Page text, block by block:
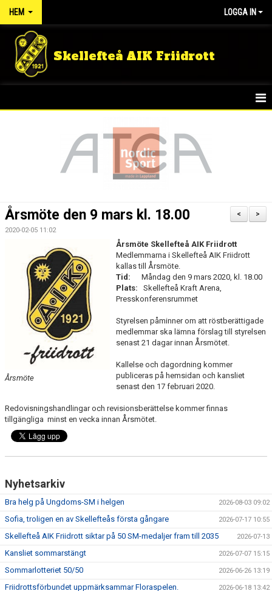
HEM LOGGA IN
Skellefteå AIK Friidrott
DOKUMENT
GULDLOPPET
MINIORLANDSLAGET
>
<
Årsmöte den 9 mars kl. 18.00
2020-02-05 11:02
Årsmöte
Årsmöte Skellefteå AIK Friidrott
Medlemmarna i Skellefteå AIK Friidrott
kallas till Årsmöte.
Tid: Måndag den 9 mars 2020, kl. 18.00
Plats: Skellefteå Kraft Arena,
Presskonferensrummet
Styrelsen påminner om att röstberättigade
medlemmar ska lämna förslag till styrelsen
senast 21 dagar innan Årsmötet.
Kallelse och dagordning kommer
publiceras på hemsidan och kansliet
senast den 17 februari 2020.
Redovisningshandlingar och revisionsberättelse kommer finnas
tillgängliga minst en vecka innan Årsmötet.
Nyhetsarkiv
Bra helg på Ungdoms-SM i helgen 2026-08-03 09:02
Sofia, troligen en av Skellefteås första gångare 2026-07-17 10:55
Skellefteå AIK Friidrott siktar på 50 SM-medaljer fram till 2035 2026-07-13
Kansliet sommarstängt 2026-07-07 15:15
Sommarlotteriet 50/50 2026-06-26 13:19
Friidrottsförbundet uppmärksammar Floraspelen. 2026-06-18 13:42